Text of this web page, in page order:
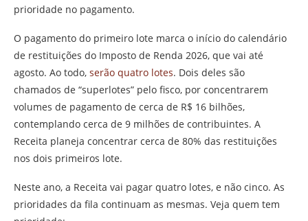
prioridade no pagamento.
O pagamento do primeiro lote marca o início do calendário
de restituições do Imposto de Renda 2026, que vai até
agosto. Ao todo, serão quatro lotes. Dois deles são
chamados de “superlotes” pelo fisco, por concentrarem
volumes de pagamento de cerca de R$ 16 bilhões,
contemplando cerca de 9 milhões de contribuintes. A
Receita planeja concentrar cerca de 80% das restituições
nos dois primeiros lote.
Neste ano, a Receita vai pagar quatro lotes, e não cinco. As
prioridades da fila continuam as mesmas. Veja quem tem